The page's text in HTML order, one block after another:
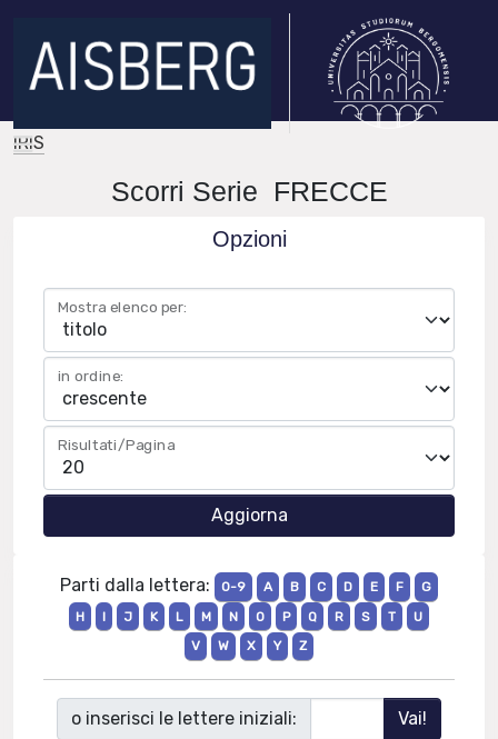
IRIS
Scorri Serie FRECCE
Opzioni
Mostra elenco per:
in ordine:
Risultati/Pagina
Parti dalla lettera: 0-9 A B C D E F
G
H
I J K L M N O P Q R S T
U
V
W X Y Z
o inserisci le lettere iniziali: